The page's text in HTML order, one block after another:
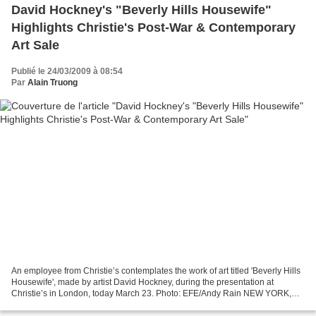
David Hockney's "Beverly Hills Housewife"
Highlights Christie's Post-War & Contemporary
Art Sale
Publié le 24/03/2009 à 08:54
Par Alain Truong
An employee from Christie’s contemplates the work of art titled 'Beverly Hills
Housewife', made by artist David Hockney, during the presentation at
Christie’s in London, today March 23. Photo: EFE/Andy Rain NEW YORK,